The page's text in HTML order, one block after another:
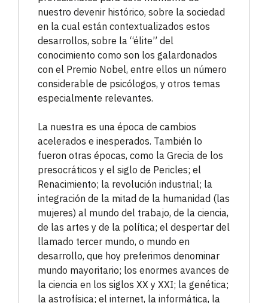
nuestro devenir histórico, sobre la sociedad
en la cual están contextualizados estos
desarrollos, sobre la “élite” del
conocimiento como son los galardonados
con el Premio Nobel, entre ellos un número
considerable de psicólogos, y otros temas
especialmente relevantes.
La nuestra es una época de cambios
acelerados e inesperados. También lo
fueron otras épocas, como la Grecia de los
presocráticos y el siglo de Pericles; el
Renacimiento; la revolución industrial; la
integración de la mitad de la humanidad (las
mujeres) al mundo del trabajo, de la ciencia,
de las artes y de la política; el despertar del
llamado tercer mundo, o mundo en
desarrollo, que hoy preferimos denominar
mundo mayoritario; los enormes avances de
la ciencia en los siglos XX y XXI; la genética;
la astrofísica; el internet, la informática, la